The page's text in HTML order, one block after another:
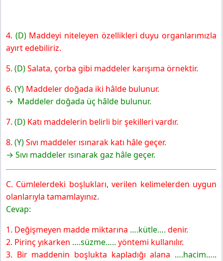
4. (D)Maddeyi niteleyen özellikleri duyu organlarımızla
ayırt edebiliriz.
5. (D)Salata, çorba gibi maddeler karışıma örnektir.
6. (Y) Maddeler doğada iki hâlde bulunur.
→ Maddeler doğada üç hâlde bulunur.
7. (D) Katı maddelerin belirli bir şekilleri vardır.
8. (Y)Sıvı maddeler ısınarak katı hâle geçer.
→ Sıvı maddeler ısınarak gaz hâle geçer.
C. Cümlelerdeki boşlukları, verilen kelimelerden uygun
olanlarıyla tamamlayınız.
Cevap:
1. Değişmeyen madde miktarına ….kütle…. denir.
2. Pirinç yıkarken ….süzme….. yöntemi kullanılır.
3. Bir maddenin boşlukta kapladığı alana ….hacim…..